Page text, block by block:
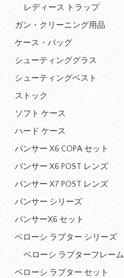
レディース トラップ
ガン・クリーニング用品
ケース・バッグ
シューティンググラス
シューティングベスト
ストック
ソフト ケース
ハード ケース
パンサー X6 COPA セット
パンサー X6 POST レンズ
パンサー X7 POST レンズ
パンサー シリーズ
パンサーX6 セット
ベローシ ラプター シリーズ
ベローシ ラプターフレーム
ベローシ ラプター セット